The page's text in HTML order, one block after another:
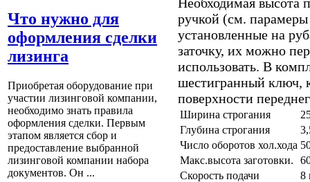
Что нужно для
оформления сделки
лизинга
Приобретая оборудование при
участии лизинговой компании,
необходимо знать правила
оформления сделки. Первым
этапом является сбор и
предоставление выбранной
лизинговой компании набора
документов. Он ...
ручкой (см.
установленные на
заточку, их можно
использовать. В
шестигранный ключ,
поверхности
Ширина строгания
Глубина строгания
Число оборотов хол.хода
Макс.высота заготовки.
Скорость подачи
8